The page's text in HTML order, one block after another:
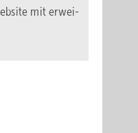
mit erwei­